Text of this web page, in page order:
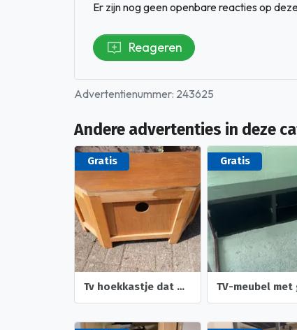
Er zijn nog geen openbare reacties op
Reageren
Advertentienummer: 243625
Andere advertenties in deze
Gratis
Tv hoekkastje dat wat opgeknapt moet woeden.
Gratis